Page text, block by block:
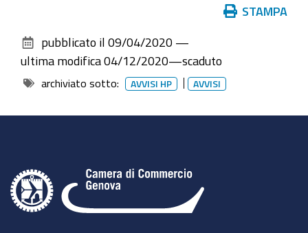
documento
STAMPA
pubblicato il 09/04/2020 —
ultima modifica 04/12/2020—scaduto
archiviato sotto: AVVISI HP AVVISI